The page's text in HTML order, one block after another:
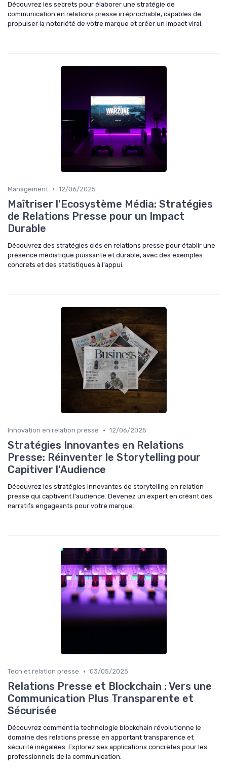
Découvrez les secrets pour élaborer une stratégie de
communication en relations presse irréprochable, capables de
propulser la notoriété de votre marque et créer un impact viral.
Management • 12/06/2025
Maîtriser l'Ecosystème Média: Stratégies
de Relations Presse pour un Impact
Durable
Découvrez des stratégies clés en relations presse pour établir une
présence médiatique puissante et durable, avec des exemples
concrets et des statistiques à l'appui.
Innovation en relation presse • 12/06/2025
Stratégies Innovantes en Relations
Presse: Réinventer le Storytelling pour
Capitiver l'Audience
Découvrez les stratégies innovantes de storytelling en relation
presse qui captivent l'audience. Devenez un expert en créant des
narratifs engageants pour votre marque.
Tech et relation presse • 03/05/2025
Relations Presse et Blockchain : Vers une
Communication Plus Transparente et
Sécurisée
Découvrez comment la technologie blockchain révolutionne le
domaine des relations presse en apportant transparence et
sécurité inégalées. Explorez ses applications concrètes pour les
professionnels de la communication.